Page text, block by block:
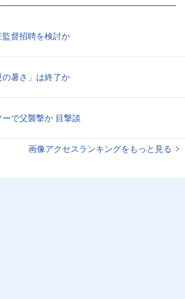
督招聘を検討か
暑さ」は終了か
で父襲撃か 目撃談
画像アクセスランキングをもっと見る